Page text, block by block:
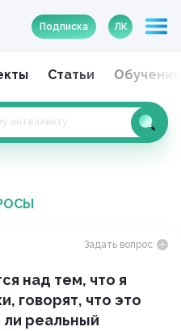
Подписка ЛК
Статьи Обучение
Задать вопрос
над тем, что я
говорят, что это
ли реальный